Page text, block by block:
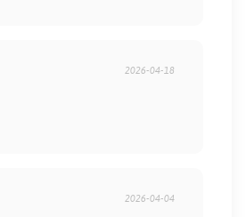
2026-04-18
2026-04-04